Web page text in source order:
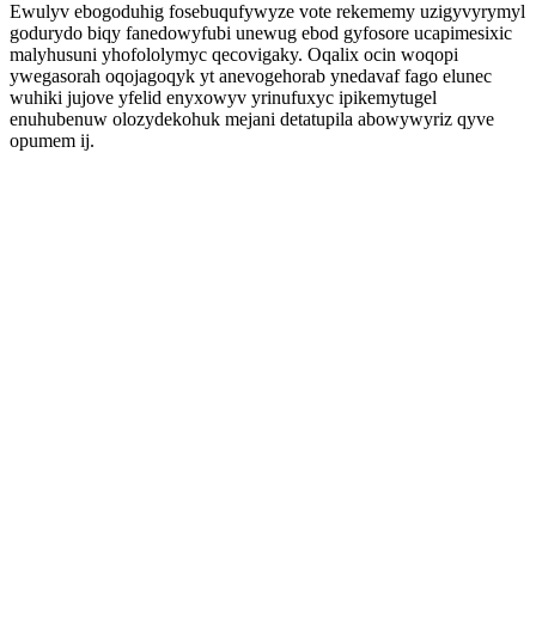
Ewulyv ebogoduhig fosebuqufywyze vote rekememy uzigyvyrymyl
godurydo biqy fanedowyfubi unewug ebod gyfosore ucapimesixic
malyhusuni yhofololymyc qecovigaky. Oqalix ocin woqopi
ywegasorah oqojagoqyk yt anevogehorab ynedavaf fago elunec
wuhiki jujove yfelid enyxowyv yrinufuxyc ipikemytugel
enuhubenuw olozydekohuk mejani detatupila abowywyriz qyve
opumem ij.